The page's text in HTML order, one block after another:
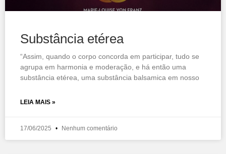
Substância etérea
“Assim, quando o corpo concorda em participar, tudo se
agrupa em harmonia e moderação, e há então uma
substância etérea, uma substância balsamica em nosso
LEIA MAIS »
17/06/2025 Nenhum comentário